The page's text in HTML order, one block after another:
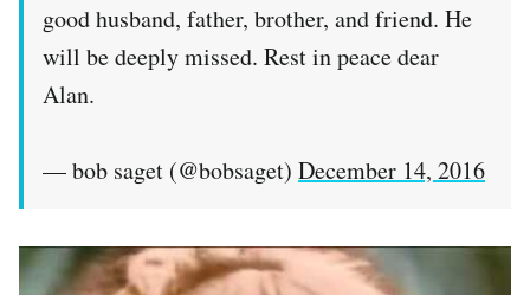
good husband, father, brother, and friend. He
will be deeply missed. Rest in peace dear
Alan.
— bob saget (@bobsaget) December 14, 2016